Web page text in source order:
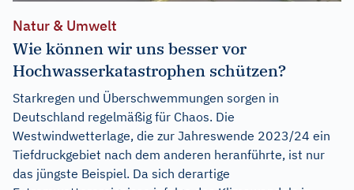
Natur & Umwelt
Wie können wir uns besser vor
Hochwasserkatastrophen schützen?
Starkregen und Überschwemmungen sorgen in
Deutschland regelmäßig für Chaos. Die
Westwindwetterlage, die zur Jahreswende 2023/24 ein
Tiefdruckgebiet nach dem anderen heranführte, ist nur
das jüngste Beispiel. Da sich derartige